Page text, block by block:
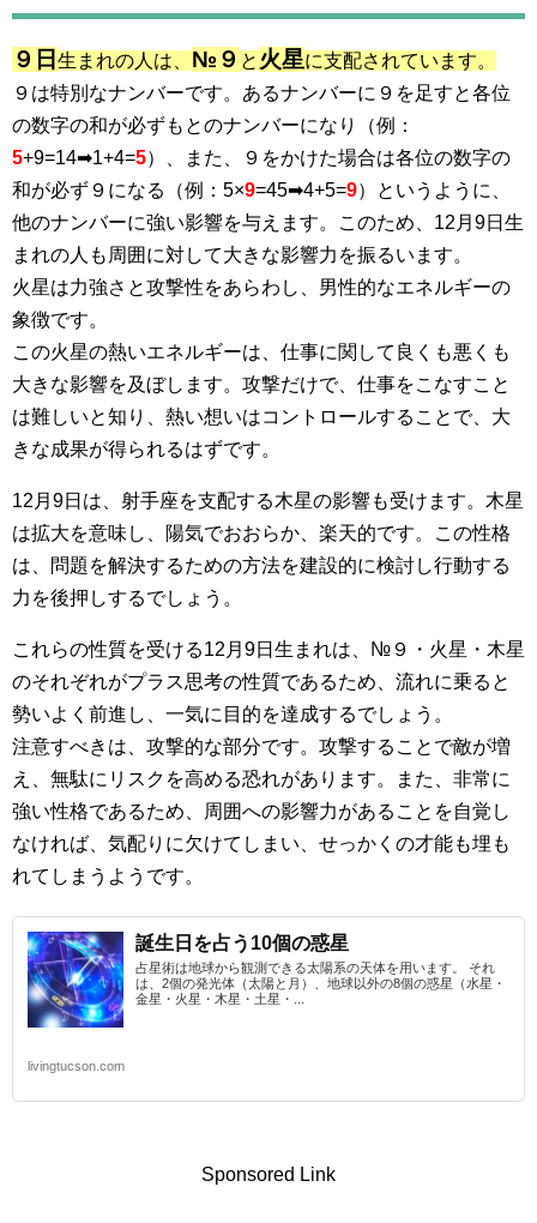
９日 生まれの人は、 №９ と 火星に支配されています。
９は特別なナンバーです。あるナンバーに９を足すと各位
の数字の和が必ずもとのナンバーになり（例：
5+9=14➡1+4=5）、また、９をかけた場合は各位の数字の
和が必ず９になる（例：5×9=45➡4+5=9）というように、
他のナンバーに強い影響を与えます。このため、12月9日生
まれの人も周囲に対して大きな影響力を振るいます。
火星は力強さと攻撃性をあらわし、男性的なエネルギーの
象徴です。
この火星の熱いエネルギーは、仕事に関して良くも悪くも
大きな影響を及ぼします。攻撃だけで、仕事をこなすこと
は難しいと知り、熱い想いはコントロールすることで、大
きな成果が得られるはずです。
12月9日は、射手座を支配する木星の影響も受けます。木星
は拡大を意味し、陽気でおおらか、楽天的です。この性格
は、問題を解決するための方法を建設的に検討し行動する
力を後押しするでしょう。
これらの性質を受ける12月9日生まれは、№９・火星・木星
のそれぞれがプラス思考の性質であるため、流れに乗ると
勢いよく前進し、一気に目的を達成するでしょう。
注意すべきは、攻撃的な部分です。攻撃することで敵が増
え、無駄にリスクを高める恐れがあります。また、非常に
強い性格であるため、周囲への影響力があることを自覚し
なければ、気配りに欠けてしまい、せっかくの才能も埋も
れてしまうようです。
誕生日を占う10個の惑星
占星術は地球から観測できる太陽系の天体を用います。 それ
は、2個の発光体（太陽と月）、地球以外の8個の惑星（水星・
金星・火星・木星・土星・...
livingtucson.com
Sponsored Link